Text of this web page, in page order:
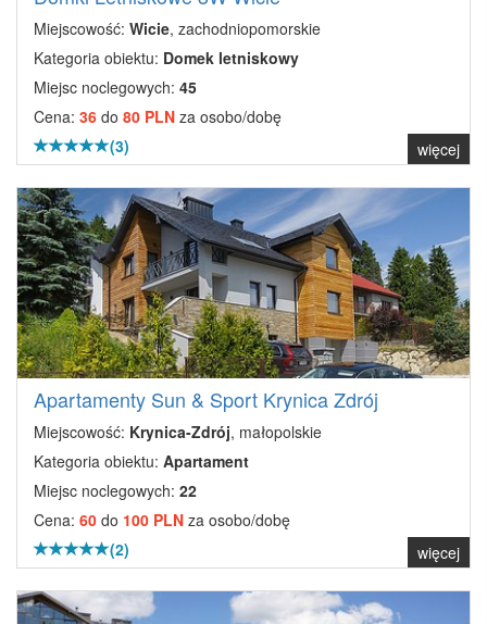
Miejscowość: Wicie, zachodniopomorskie
Kategoria obiektu: Domek letniskowy
Miejsc noclegowych: 45
Cena: 36 do 80 PLN za osobo/dobę
(3)
więcej
Apartamenty Sun & Sport Krynica Zdrój
Miejscowość: Krynica-Zdrój, małopolskie
Kategoria obiektu: Apartament
Miejsc noclegowych: 22
Cena: 60 do 100 PLN za osobo/dobę
(2)
więcej